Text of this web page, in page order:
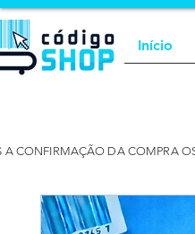
Início
A CONFIRMAÇÃO DA COMPRA